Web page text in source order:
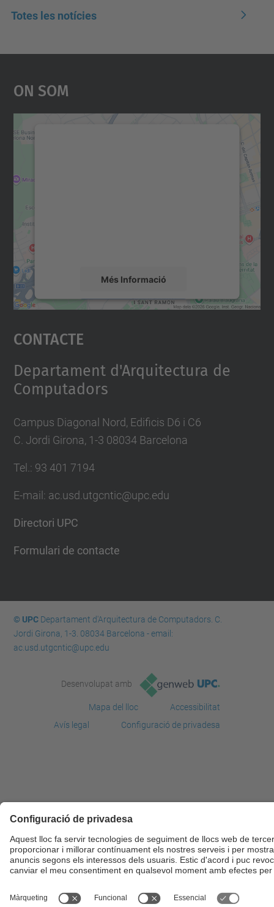
Totes les notícies
On Som
Més Informació
Accepta
powered by
Contacte
Departament d'Arquitectura de
Computadors
Campus Diagonal Nord, Edificis D6 i C6
C. Jordi Girona, 1-3 08034 Barcelona
Tel.: 93 401 7194
E-mail: ac.usd.utgcntic@upc.edu
Directori UPC
Formulari de contacte
© UPCDepartament d'Arquitectura de Computadors. C.
Jordi Girona, 1-3. 08034 Barcelona - email:
ac.usd.utgcntic@upc.edu
Desenvolupat amb
Mapa del lloc
Accessibilitat
Avís legal
Configuració de privadesa